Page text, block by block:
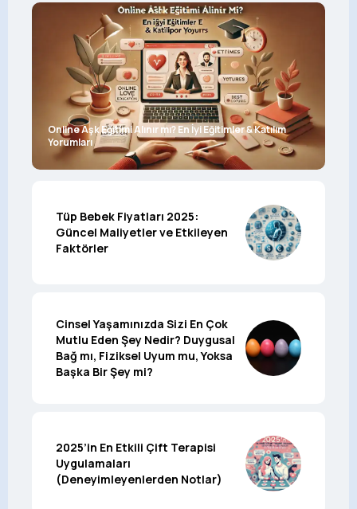
Online Aşk Eğitimi Alınır mı? En İyi Eğitimler & Katılım
Yorumları
Tüp Bebek Fiyatları 2025:
Güncel Maliyetler ve Etkileyen
Faktörler
Cinsel Yaşamınızda Sizi En Çok
Mutlu Eden Şey Nedir? Duygusal
Bağ mı, Fiziksel Uyum mu, Yoksa
Başka Bir Şey mi?
2025’in En Etkili Çift Terapisi
Uygulamaları
(Deneyimleyenlerden Notlar)